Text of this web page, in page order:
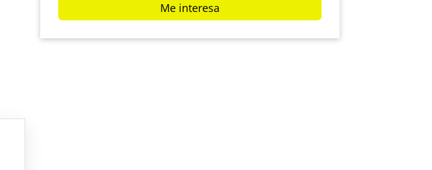
Me interesa